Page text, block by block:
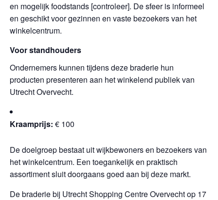
en mogelijk foodstands [controleer]. De sfeer is informeel
en geschikt voor gezinnen en vaste bezoekers van het
winkelcentrum.
Voor standhouders
Ondernemers kunnen tijdens deze braderie hun
producten presenteren aan het winkelend publiek van
Utrecht Overvecht.
Kraamprijs: € 100
De doelgroep bestaat uit wijkbewoners en bezoekers van
het winkelcentrum. Een toegankelijk en praktisch
assortiment sluit doorgaans goed aan bij deze markt.
De braderie bij Utrecht Shopping Centre Overvecht op 17